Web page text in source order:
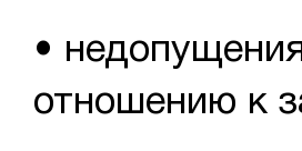
•
отношению к